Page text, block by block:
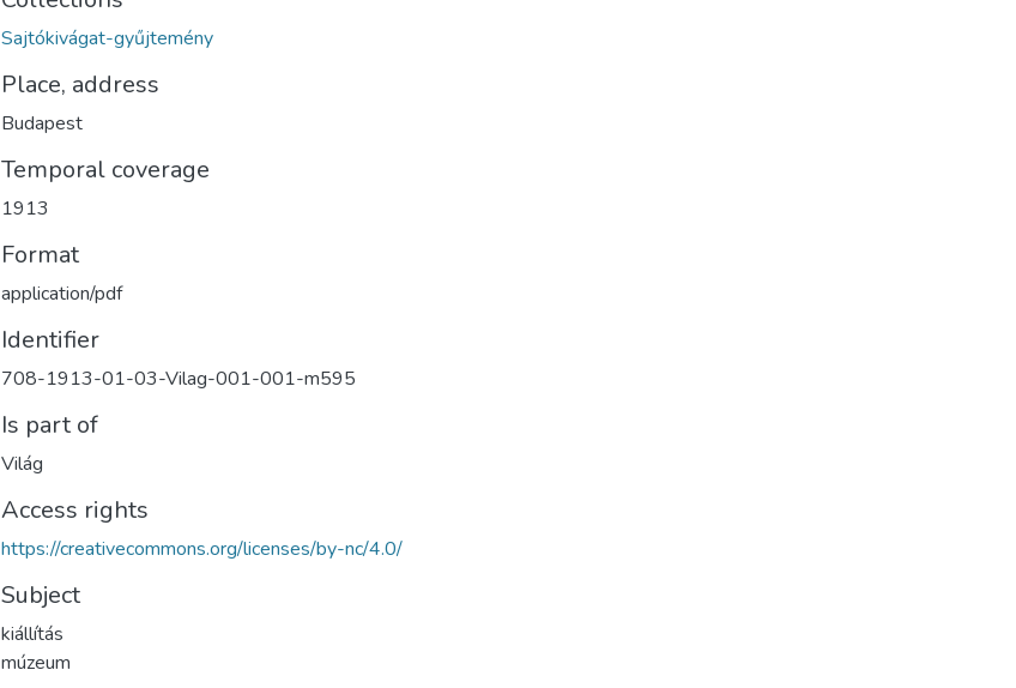
Sajtókivágat-gyűjtemény
Place, address
Budapest
Temporal coverage
1913
Format
application/pdf
Identifier
708-1913-01-03-Vilag-001-001-m595
Is part of
Világ
Access rights
https://creativecommons.org/licenses/by-nc/4.0/
Subject
kiállítás
múzeum